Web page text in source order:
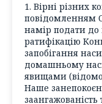
1. Вірні різних
повідомленням
намір подати до
ратифікацію
запобігання
домашньому
явищами
Наше